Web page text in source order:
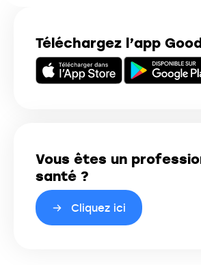
Téléchargez l’app
Vous êtes un
santé ?
Cliquez ici